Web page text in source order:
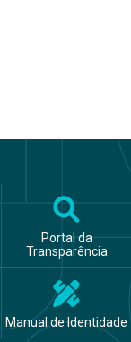
Portal da
Transparência
Manual de Identidade